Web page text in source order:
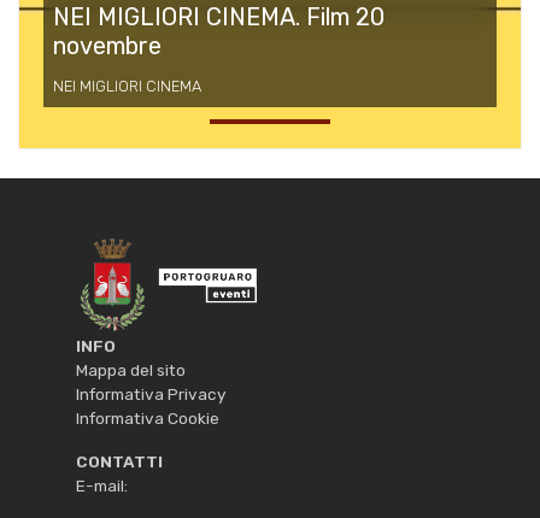
NEI MIGLIORI CINEMA. Film 20
novembre
NEI MIGLIORI CINEMA
INFO
Mappa del sito
Informativa Privacy
Informativa Cookie
CONTATTI
E-mail: